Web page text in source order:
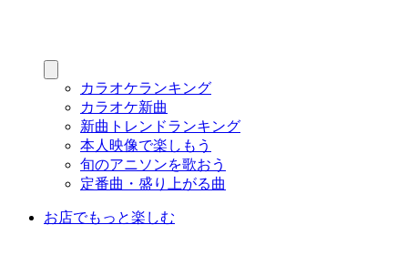
カラオケランキング
カラオケ新曲
新曲トレンドランキング
本人映像で楽しもう
旬のアニソンを歌おう
定番曲・盛り上がる曲
お店でもっと楽しむ